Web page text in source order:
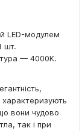
LED-модулем
шт.
— 4000K.
вони чудово
так і при